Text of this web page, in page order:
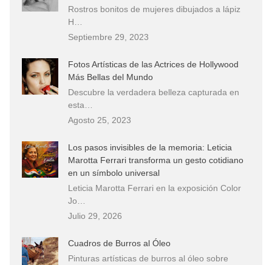
Rostros bonitos de mujeres dibujados a lápiz
H…
Septiembre 29, 2023
Fotos Artísticas de las Actrices de Hollywood
Más Bellas del Mundo
Descubre la verdadera belleza capturada en
esta…
Agosto 25, 2023
Los pasos invisibles de la memoria: Leticia
Marotta Ferrari transforma un gesto cotidiano
en un símbolo universal
Leticia Marotta Ferrari en la exposición Color
Jo…
Julio 29, 2026
Cuadros de Burros al Óleo
Pinturas artísticas de burros al óleo sobre